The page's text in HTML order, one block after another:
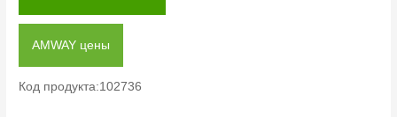
AMWAY цены
Код продукта:102736